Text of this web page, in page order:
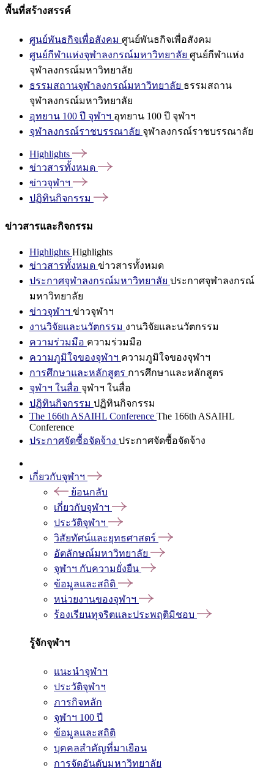
พื้นที่สร้างสรรค์
ศูนย์พันธกิจเพื่อสังคม ศูนย์พันธกิจเพื่อสังคม
ศูนย์กีฬาแห่งจุฬาลงกรณ์มหาวิทยาลัย ศูนย์กีฬาแห่ง
จุฬาลงกรณ์มหาวิทยาลัย
ธรรมสถานจุฬาลงกรณ์มหาวิทยาลัย ธรรมสถาน
จุฬาลงกรณ์มหาวิทยาลัย
อุทยาน 100 ปี จุฬาฯ อุทยาน 100 ปี จุฬาฯ
จุฬาลงกรณ์ราชบรรณาลัย จุฬาลงกรณ์ราชบรรณาลัย
Highlights
ข่าวสารทั้งหมด
ข่าวจุฬาฯ
ปฏิทินกิจกรรม
ข่าวสารและกิจกรรม
Highlights Highlights
ข่าวสารทั้งหมด ข่าวสารทั้งหมด
ประกาศจุฬาลงกรณ์มหาวิทยาลัย ประกาศจุฬาลงกรณ์
มหาวิทยาลัย
ข่าวจุฬาฯ ข่าวจุฬาฯ
งานวิจัยและนวัตกรรม งานวิจัยและนวัตกรรม
ความร่วมมือ ความร่วมมือ
ความภูมิใจของจุฬาฯ ความภูมิใจของจุฬาฯ
การศึกษาและหลักสูตร การศึกษาและหลักสูตร
จุฬาฯ ในสื่อ จุฬาฯ ในสื่อ
ปฏิทินกิจกรรม ปฏิทินกิจกรรม
The 166th ASAIHL Conference The 166th ASAIHL
Conference
ประกาศจัดซื้อจัดจ้าง ประกาศจัดซื้อจัดจ้าง
เกี่ยวกับจุฬาฯ
ย้อนกลับ
เกี่ยวกับจุฬาฯ
ประวัติจุฬาฯ
วิสัยทัศน์และยุทธศาสตร์
อัตลักษณ์มหาวิทยาลัย
จุฬาฯ กับความยั่งยืน
ข้อมูลและสถิติ
หน่วยงานของจุฬาฯ
ร้องเรียนทุจริตและประพฤติมิชอบ
รู้จักจุฬาฯ
แนะนำจุฬาฯ
ประวัติจุฬาฯ
ภารกิจหลัก
จุฬาฯ 100 ปี
ข้อมูลและสถิติ
บุคคลสำคัญที่มาเยือน
การจัดอันดับมหาวิทยาลัย